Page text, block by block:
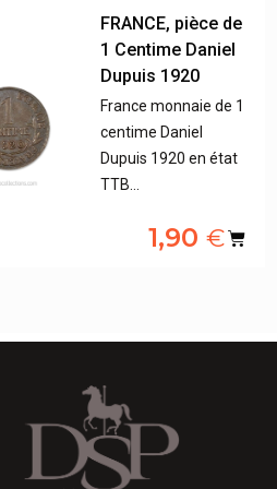
FRANCE, pièce de
1 Centime Daniel
Dupuis 1920
France monnaie de 1
centime Daniel
Dupuis 1920 en état
TTB…
1,90 €